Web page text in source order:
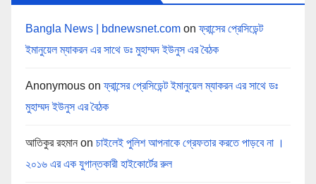
Bangla News | bdnewsnet.com onফ্রান্সের প্রেসিডেন্ট
ইমানুয়েল ম্যাকরন এর সাথে ডঃ মুহাম্মদ ইউনুস এর বৈঠক
Anonymous onফ্রান্সের প্রেসিডেন্ট ইমানুয়েল ম্যাকরন এর সাথে ডঃ
মুহাম্মদ ইউনুস এর বৈঠক
আতিকুর রহমান on চাইলেই পুলিশ আপনাকে গ্রেফতার করতে পাড়বে না ।
২০১৬ এর এক যুগান্তকারী হাইকোর্টের রুল